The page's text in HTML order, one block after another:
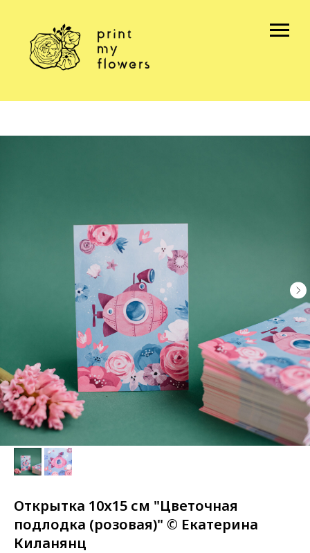
Открытка 10х15 см "Цветочная
подлодка (розовая)" © Екатерина
Киланянц